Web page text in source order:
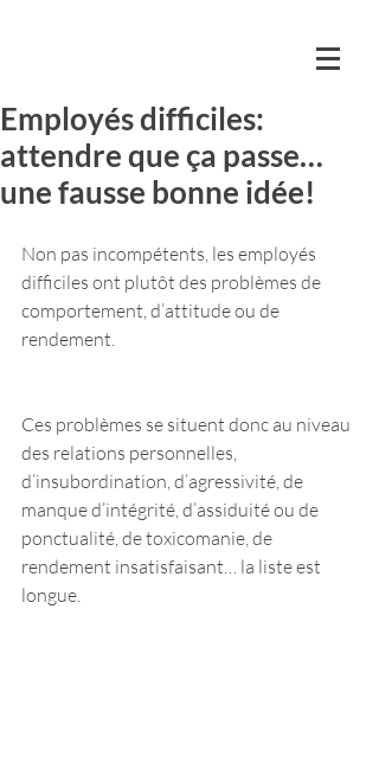
Employés difficiles:
attendre que ça passe…
une fausse bonne idée!
Non pas incompétents, les employés
difficiles ont plutôt des problèmes de
comportement, d’attitude ou de
rendement.
Ces problèmes se situent donc au niveau
des relations personnelles,
d’insubordination, d’agressivité, de
manque d’intégrité, d’assiduité ou de
ponctualité, de toxicomanie, de
rendement insatisfaisant… la liste est
longue.